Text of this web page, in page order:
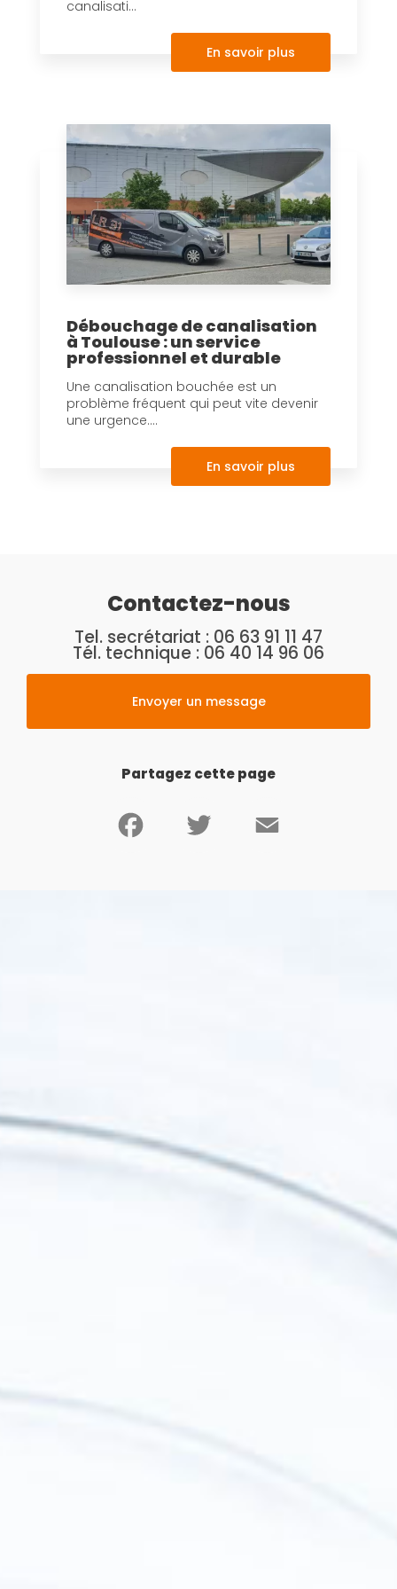
canalisati...
En savoir plus
Débouchage de canalisation
à Toulouse : un service
professionnel et durable
Une canalisation bouchée est un
problème fréquent qui peut vite devenir
une urgence....
En savoir plus
Contactez-nous
Tel. secrétariat : 06 63 91 11 47
Tél. technique : 06 40 14 96 06
Envoyer un message
Partagez cette page